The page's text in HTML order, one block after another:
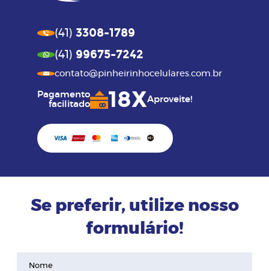
(41) 3308-1789
(41) 99675-7242
contato@pinheirinhocelulares.com.br
Pagamento
facilitado
18XAproveite!
Se preferir, utilize nosso
formulário!
Nome